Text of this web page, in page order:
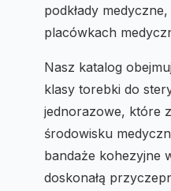
podkłady
placówkach
Nasz katalog
klasy torebki do
jednorazowe, które
środowisku
bandaże kohezyjne
doskonałą